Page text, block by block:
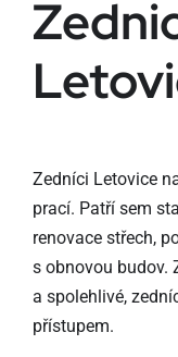
Zedníci Letovice
prací. Patří sem
renovace střech,
s obnovou budov.
a spolehlivé,
přístupem.